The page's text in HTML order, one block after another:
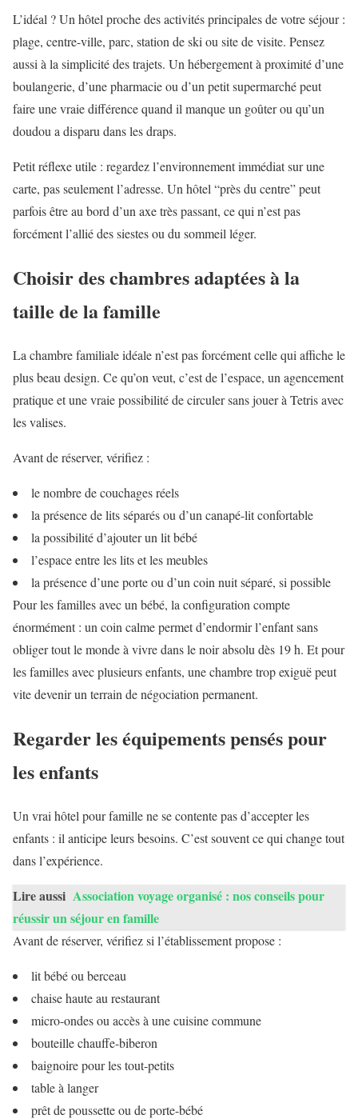
L’idéal ? Un hôtel proche des activités principales de votre séjour :
plage, centre-ville, parc, station de ski ou site de visite. Pensez
aussi à la simplicité des trajets. Un hébergement à proximité d’une
boulangerie, d’une pharmacie ou d’un petit supermarché peut
faire une vraie différence quand il manque un goûter ou qu’un
doudou a disparu dans les draps.
Petit réflexe utile : regardez l’environnement immédiat sur une
carte, pas seulement l’adresse. Un hôtel “près du centre” peut
parfois être au bord d’un axe très passant, ce qui n’est pas
forcément l’allié des siestes ou du sommeil léger.
Choisir des chambres adaptées à la
taille de la famille
La chambre familiale idéale n’est pas forcément celle qui affiche le
plus beau design. Ce qu’on veut, c’est de l’espace, un agencement
pratique et une vraie possibilité de circuler sans jouer à Tetris avec
les valises.
Avant de réserver, vérifiez :
le nombre de couchages réels
la présence de lits séparés ou d’un canapé-lit confortable
la possibilité d’ajouter un lit bébé
l’espace entre les lits et les meubles
la présence d’une porte ou d’un coin nuit séparé, si possible
Pour les familles avec un bébé, la configuration compte
énormément : un coin calme permet d’endormir l’enfant sans
obliger tout le monde à vivre dans le noir absolu dès 19 h. Et pour
les familles avec plusieurs enfants, une chambre trop exiguë peut
vite devenir un terrain de négociation permanent.
Regarder les équipements pensés pour
les enfants
Un vrai hôtel pour famille ne se contente pas d’accepter les
enfants : il anticipe leurs besoins. C’est souvent ce qui change tout
dans l’expérience.
Lire aussi Association voyage organisé : nos conseils pour
réussir un séjour en famille
Avant de réserver, vérifiez si l’établissement propose :
lit bébé ou berceau
chaise haute au restaurant
micro-ondes ou accès à une cuisine commune
bouteille chauffe-biberon
baignoire pour les tout-petits
table à langer
prêt de poussette ou de porte-bébé